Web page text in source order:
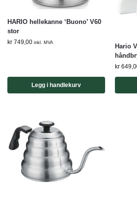
HARIO hellekanne ‘Buono’ V60
stor
kr 749,00 inkl. MVA
Legg i handlekurv
Hario
kr